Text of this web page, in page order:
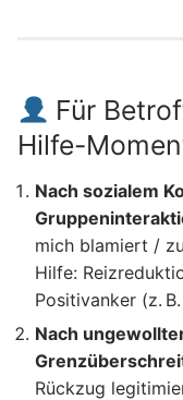
Für
Hilfe-
Nach sozialem
mich blamiert /
Hilfe:
Positivanker (z.
Nach
Rückzug